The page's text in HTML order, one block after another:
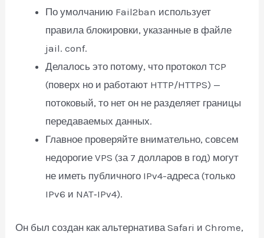
По умолчанию Fail2ban использует
правила блокировки, указанные в файле
jail. conf.
Делалось это потому, что протокол TCP
(поверх но и работают HTTP/HTTPS) —
потоковый, то нет он не разделяет границы
передаваемых данных.
Главное проверяйте внимательно, совсем
недорогие VPS (за 7 долларов в год) могут
не иметь публичного IPv4-адреса (только
IPv6 и NAT‑IPv4).
Он был создан как альтернатива Safari и Chrome,